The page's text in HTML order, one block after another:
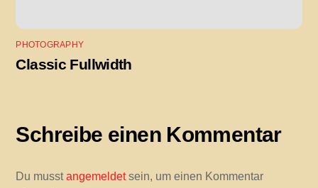
PHOTOGRAPHY
Classic Fullwidth
Schreibe einen Kommentar
Du musstangemeldetsein, um einen Kommentar